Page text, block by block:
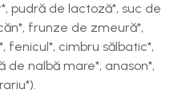
pudră de lactoză*, suc de
frunze de zmeură*,
fenicul*, cimbru sălbatic*,
de nalbă mare*, anason*,